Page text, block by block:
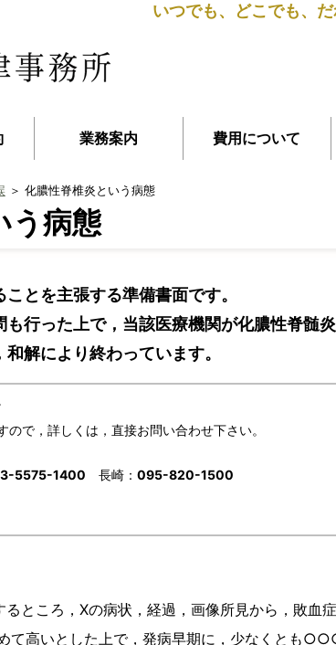
いつでも、どこでも、
業務案内 費用について
＞ 化膿性脊椎炎という病態
う病態
とを主張する準備書面です。
行った上で，当該医療機関が化膿性脊髄
解により終わっています。
で，詳しくは，直接お問い合わせ下さい。
5575-1400 長崎： 095-820-1500
ところ，Xの病状，経過，画像所見から，敗血
めて高いとした上で，発病早期に，少なくと